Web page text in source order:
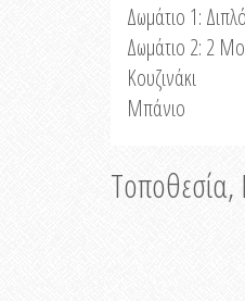
Δωμάτιο 1:
Δωμάτιο 2: 2
Κουζινάκι
Μπάνιο